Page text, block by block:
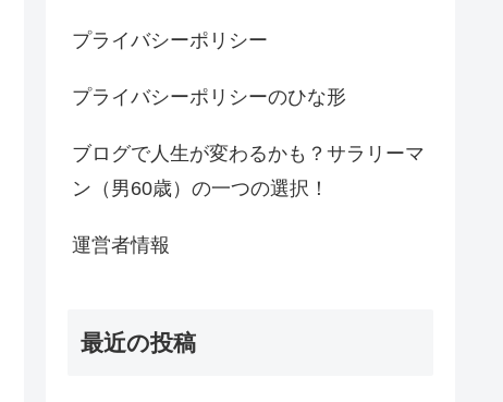
プライバシーポリシー
プライバシーポリシーのひな形
ブログで人生が変わるかも？サラリーマ
ン（男60歳）の一つの選択！
運営者情報
最近の投稿